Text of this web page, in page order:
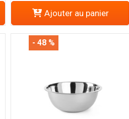
Ajouter au panier
- 48 %